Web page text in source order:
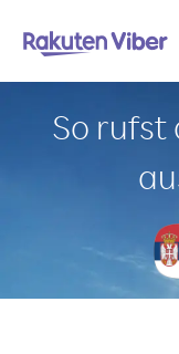
So rufst